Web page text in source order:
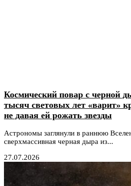
Космический повар с черной
тысяч световых лет «варит»
не давая ей рожать звезды
Астрономы заглянули в раннюю
сверхмассивная черная дыра из...
27.07.2026